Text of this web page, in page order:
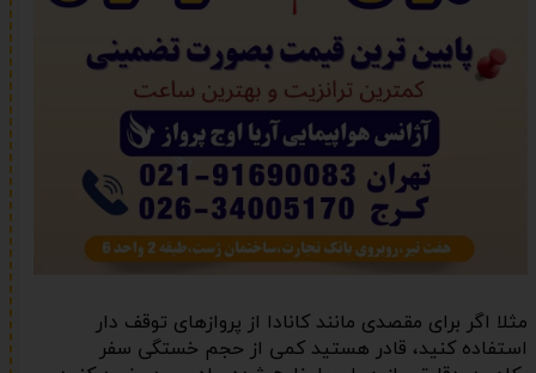
مثلا اگر برای مقصدی مانند کانادا از پروازهای توقف دار
استفاده کنید، قادر هستید کمی از حجم خستگی سفر